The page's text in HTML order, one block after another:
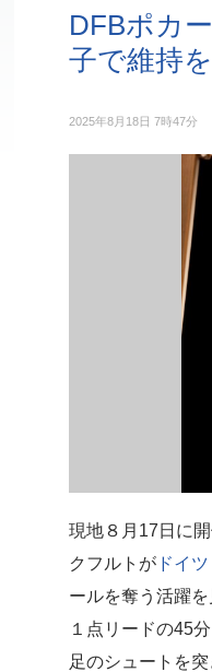
DFBポカ
子で維持を
2025年8月18日 7時47分
現地８月17日に
クフルトが ドイツ
ールを奪う活躍
１点リードの45
足のシュートを